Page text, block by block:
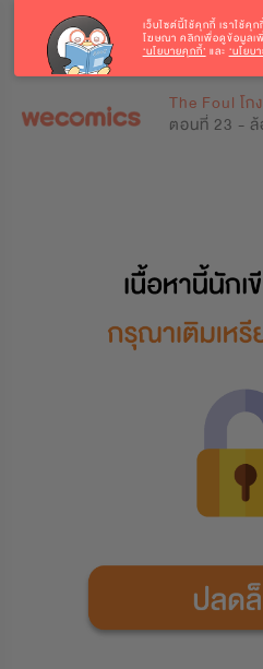
The Foul โก
ตอนที่ 23 - ล้
เว็บไซต์นี้ใช้คุกกี้ เราใช้คุก
โฆษณา คลิกเพื่อดูข้อมูลเ
‘นโยบายคุกกี้’ และ ‘นโยบ